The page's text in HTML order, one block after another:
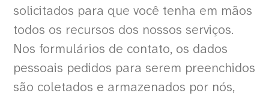
solicitados para que você tenha em mãos
todos os recursos dos nossos serviços.
Nos formulários de contato, os dados
pessoais pedidos para serem preenchidos
são coletados e armazenados por nós,